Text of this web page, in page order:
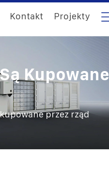
Kontakt Projekty
Kupowane
przez rząd